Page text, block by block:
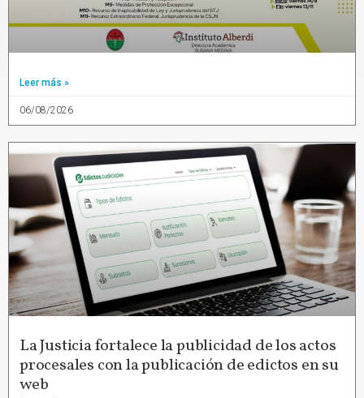
Leer más »
06/08/2026
La Justicia fortalece la publicidad de los actos
procesales con la publicación de edictos en su
web